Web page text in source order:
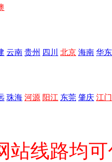
云南 贵州 四川 北京 海南 华东
珠海 河源 阳江 东莞 肇庆 江门
站线路均